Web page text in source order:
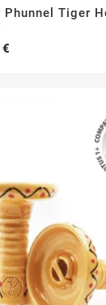
Phunnel Tiger